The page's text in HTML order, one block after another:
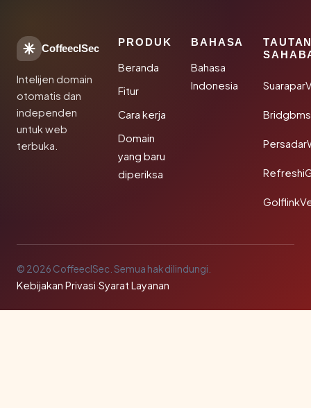
CoffeeclSec
Intelijen domain
otomatis dan
independen
untuk web
terbuka.
PRODUK
Beranda
Fitur
Cara kerja
Domain
yang baru
diperiksa
BAHASA
Bahasa
Indonesia
© 2026 CoffeeclSec. Semua hak dilindungi.
Kebijakan Privasi·Syarat Layanan